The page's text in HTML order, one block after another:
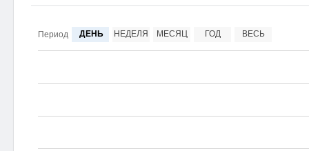
Период ДЕНЬ НЕДЕЛЯ МЕСЯЦ ГОД ВЕСЬ